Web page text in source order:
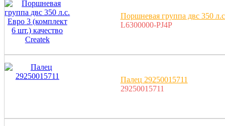
Поршневая группа двс 350
L6300000-PJ4P
Палец 29250015711
29250015711